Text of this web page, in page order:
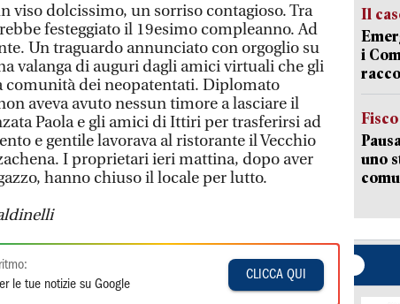
viso dolcissimo, un sorriso contagioso. Tra
festeggiato il 19esimo compleanno. Ad
Un traguardo annunciato con orgoglio su
valanga di auguri dagli amici virtuali che gli
comunità dei neopatentati. Diplomato
aveva avuto nessun timore a lasciare il
Paola e gli amici di Ittiri per trasferirsi ad
e gentile lavorava al ristorante il Vecchio
I proprietari ieri mattina, dopo aver
hanno chiuso il locale per lutto.
le tue notizie su Google
CLICCA QUI
Il
i
uno